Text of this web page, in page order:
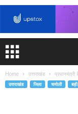
Home उत्तराखंड प्रधानमंत्री
उत्तराखंड जिला चमोली